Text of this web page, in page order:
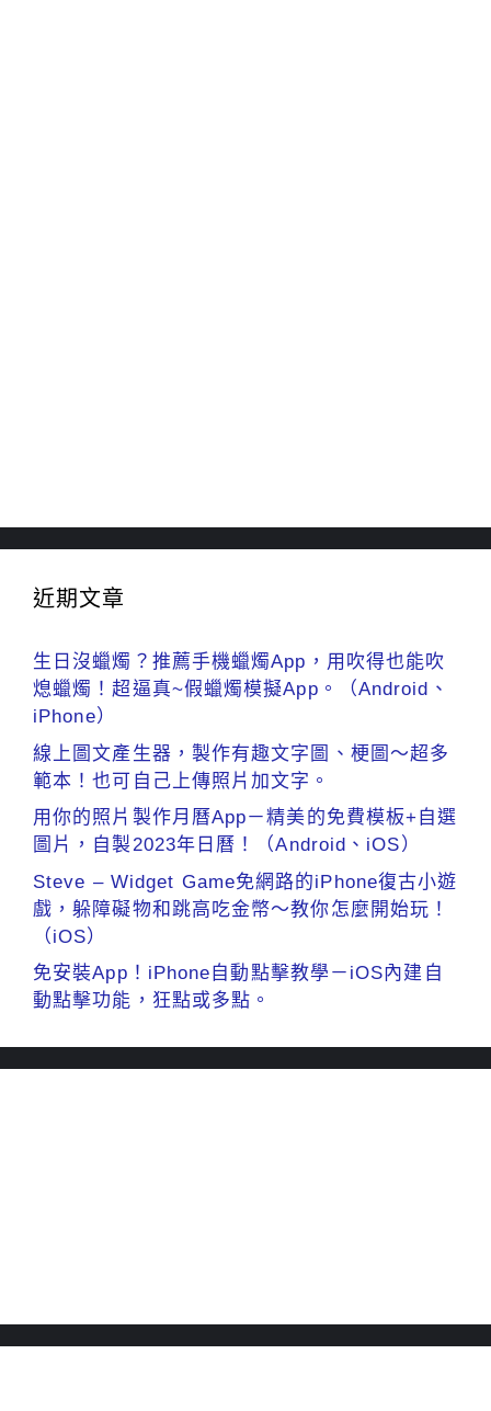
近期文章
生日沒蠟燭？推薦手機蠟燭App，用吹得也能吹
熄蠟燭！超逼真~假蠟燭模擬App。（Android、
iPhone）
線上圖文產生器，製作有趣文字圖、梗圖～超多
範本！也可自己上傳照片加文字。
用你的照片製作月曆App－精美的免費模板+自選
圖片，自製2023年日曆！（Android、iOS）
Steve – Widget Game免網路的iPhone復古小遊
戲，躲障礙物和跳高吃金幣～教你怎麼開始玩！
（iOS）
免安裝App！iPhone自動點擊教學－iOS內建自
動點擊功能，狂點或多點。